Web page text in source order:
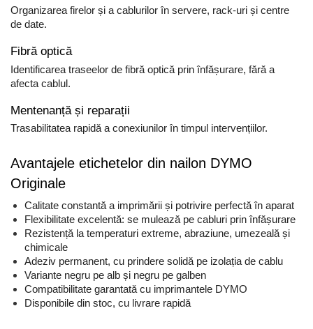
Organizarea firelor și a cablurilor în servere, rack-uri și centre
de date.
Fibră optică
Identificarea traseelor de fibră optică prin înfășurare, fără a
afecta cablul.
Mentenanță și reparații
Trasabilitatea rapidă a conexiunilor în timpul intervențiilor.
Avantajele etichetelor din nailon DYMO
Originale
Calitate constantă a imprimării și potrivire perfectă în aparat
Flexibilitate excelentă: se mulează pe cabluri prin înfășurare
Rezistență la temperaturi extreme, abraziune, umezeală și
chimicale
Adeziv permanent, cu prindere solidă pe izolația de cablu
Variante negru pe alb și negru pe galben
Compatibilitate garantată cu imprimantele DYMO
Disponibile din stoc, cu livrare rapidă